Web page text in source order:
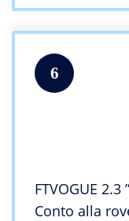
6
FTVOGUE
Conto alla